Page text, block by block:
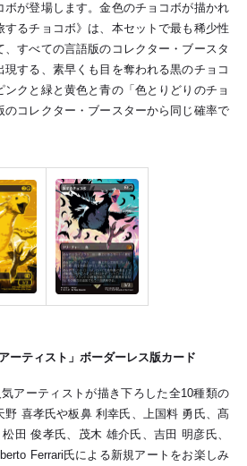
が登場します。金色のチョコボが描かれ
するチョコボ》は、本セットで最も稀少性
すべての言語版のコレクター・ブースタ
する、素早くも目を奪われる黒のチョコ
クと緑と黄色と青の「色とりどりのチョ
のコレクター・ブースターから同じ確率で
ーティスト」ボーダーレス版カード
気アーティストが描き下ろした全10種類の
野 喜孝氏や板鼻 利幸氏、上国料 勇氏、髙
田 俊孝氏、茂木 雄介氏、吉田 明彦氏、
Ferrari氏による新規アートをお楽しみ